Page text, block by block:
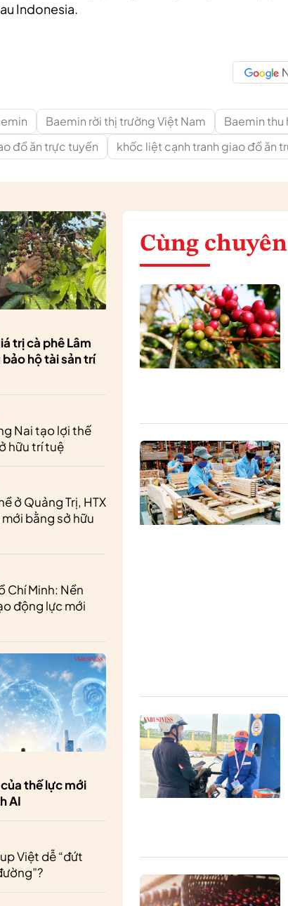
Indonesia.
Baemin rời thị trường Việt Nam
Baemin
đồ ăn trực tuyến
khốc liệt cạnh tranh giao đồ ăn
trị cà phê Lâm
hộ tài sản trí
Nai tạo lợi thế
hữu trí tuệ
ở Quảng Trị, HTX
bằng sở hữu
Chí Minh: Nền
động lực mới
thế lực mới
AI
Việt dễ “đứt
Cùng